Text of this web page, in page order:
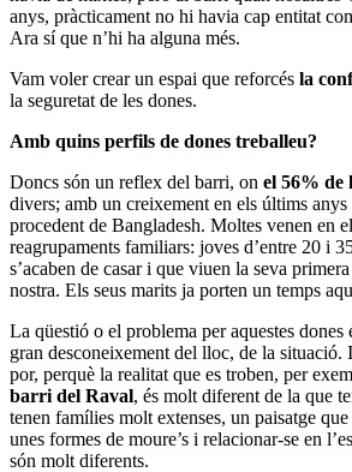
anys, pràcticament no hi havia cap entitat
Ara sí que n’hi ha alguna més.
Vam voler crear un espai que reforcés la
la seguretat de les dones.
Amb quins perfils de dones treballeu?
Doncs són un reflex del barri, on el 56% de
divers; amb un creixement en els últims
procedent de Bangladesh. Moltes venen en
reagrupaments familiars: joves d’entre 20 i
s’acaben de casar i que viuen la seva
nostra. Els seus marits ja porten un temps
La qüestió o el problema per aquestes dones
gran desconeixement del lloc, de la situació.
por, perquè la realitat que es troben, per
barri del Raval, és molt diferent de la que
tenen famílies molt extenses, un paisatge
unes formes de moure’s i relacionar-se en
són molt diferents.